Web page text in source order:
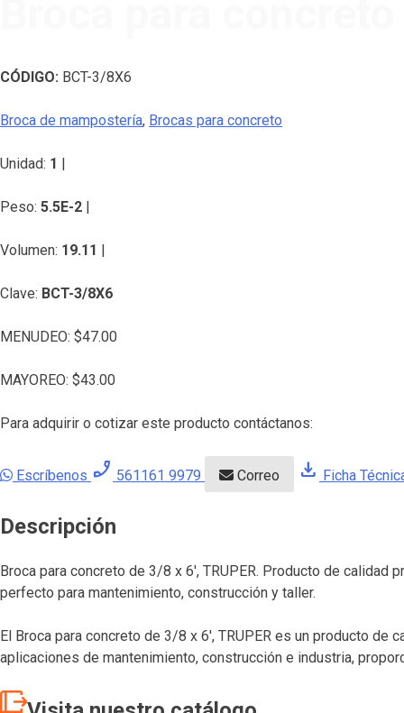
CÓDIGO: BCT-3/8X6
Broca de mampostería, Brocas para concreto
Unidad: 1
Peso: 5.5E-2
Volumen: 19.11
Clave: BCT-3/8X6
MENUDEO: $47.00
MAYOREO: $43.00
Para adquirir o cotizar este producto contáctanos:
Escríbenos phone_enabled 561161 9979 Correo download Ficha
Descripción
Broca para concreto de 3/8 x 6′, TRUPER. Producto de
perfecto para mantenimiento, construcción y taller.
El Broca para concreto de 3/8 x 6′, TRUPER es un producto
aplicaciones de mantenimiento, construcción e industria,